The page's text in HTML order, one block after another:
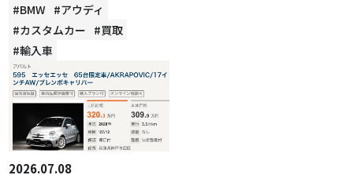
#BMW #アウディ
#カスタムカー #買取
#輸入車
2026.07.08